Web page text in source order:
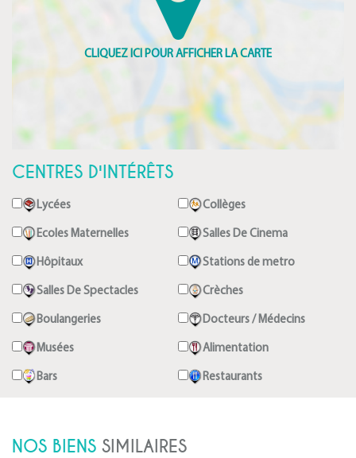
CENTRES D'INTÉRÊTS
Lycées Collèges
Ecoles Maternelles Salles De Cinema
Hôpitaux Stations de metro
Salles De Spectacles Crèches
Boulangeries Docteurs / Médecins
Musées Alimentation
Bars Restaurants
NOS BIENS SIMILAIRES